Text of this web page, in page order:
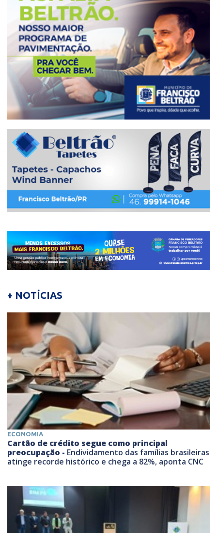
+ NOTÍCIAS
ECONOMIA
Cartão de crédito segue como principal
preocupação - Endividamento das famílias brasileiras
atinge recorde histórico e chega a 82%, aponta CNC